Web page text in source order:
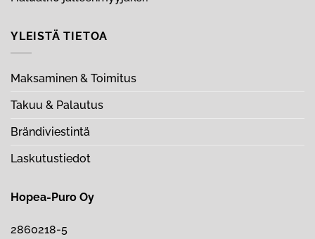
YLEISTÄ TIETOA
Maksaminen & Toimitus
Takuu & Palautus
Brändiviestintä
Laskutustiedot
Hopea-Puro Oy
2860218-5